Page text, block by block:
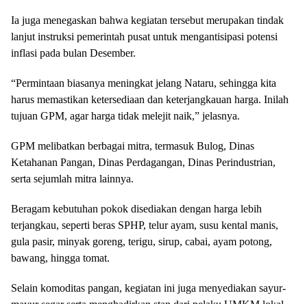
Ia juga menegaskan bahwa kegiatan tersebut merupakan tindak
lanjut instruksi pemerintah pusat untuk mengantisipasi potensi
inflasi pada bulan Desember.
“Permintaan biasanya meningkat jelang Nataru, sehingga kita
harus memastikan ketersediaan dan keterjangkauan harga. Inilah
tujuan GPM, agar harga tidak melejit naik,” jelasnya.
GPM melibatkan berbagai mitra, termasuk Bulog, Dinas
Ketahanan Pangan, Dinas Perdagangan, Dinas Perindustrian,
serta sejumlah mitra lainnya.
Beragam kebutuhan pokok disediakan dengan harga lebih
terjangkau, seperti beras SPHP, telur ayam, susu kental manis,
gula pasir, minyak goreng, terigu, sirup, cabai, ayam potong,
bawang, hingga tomat.
Selain komoditas pangan, kegiatan ini juga menyediakan sayur-